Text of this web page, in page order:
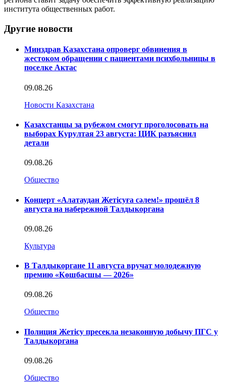
института общественных работ.
Другие новости
Минздрав Казахстана опроверг обвинения в
жестоком обращении с пациентами психбольницы в
поселке Актас
09.08.26
Новости Казахстана
Казахстанцы за рубежом смогут проголосовать на
выборах Курултая 23 августа: ЦИК разъяснил
детали
09.08.26
Общество
Концерт «Алатаудан Жетісуға сәлем!» прошёл 8
августа на набережной Талдыкоргана
09.08.26
Культура
В Талдыкоргане 11 августа вручат молодежную
премию «Көшбасшы — 2026»
09.08.26
Общество
Полиция Жетісу пресекла незаконную добычу ПГС у
Талдыкоргана
09.08.26
Общество